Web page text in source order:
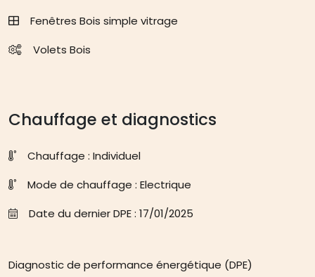
Fenêtres Bois simple vitrage
Volets Bois
Chauffage et diagnostics
Chauffage : Individuel
Mode de chauffage : Electrique
Date du dernier DPE : 17/01/2025
Diagnostic de performance énergétique (DPE)